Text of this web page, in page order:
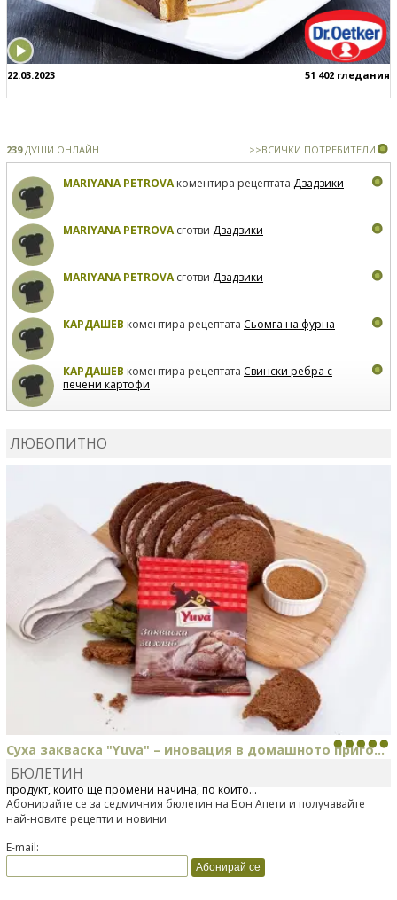
22.03.2023 51 402 гледания
239ДУШИ ОНЛАЙН >>ВСИЧКИ ПОТРЕБИТЕЛИ
MARIYANA PETROVAкоментира рецептата Дзадзики
MARIYANA PETROVAсготви Дзадзики
MARIYANA PETROVAсготви Дзадзики
КАРДАШЕВ коментира рецептата Сьомга на фурна
КАРДАШЕВ коментира рецептата Свински ребра с
печени картофи
ЛЮБОПИТНО
Суха закваска "Yuva" – иновация в домашното приго...
Отскоро Лесафр България стартира предлагането на изцяло нов
продукт, който ще промени начина, по който...
БЮЛЕТИН
Абонирайте се за седмичния бюлетин на Бон Апети и получавайте
най-новите рецепти и новини
E-mail: